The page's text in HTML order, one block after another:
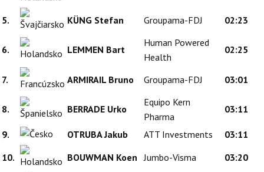
5. KÜNG Stefan Groupama-FDJ 02:23
6. LEMMEN Bart
Human Powered
Health
02:25
7. ARMIRAIL Bruno Groupama-FDJ 03:01
8. BERRADE Urko
Equipo Kern
Pharma
03:11
9. OTRUBA Jakub ATT Investments
03:11
10.
BOUWMAN Koen Jumbo-Visma 03:20